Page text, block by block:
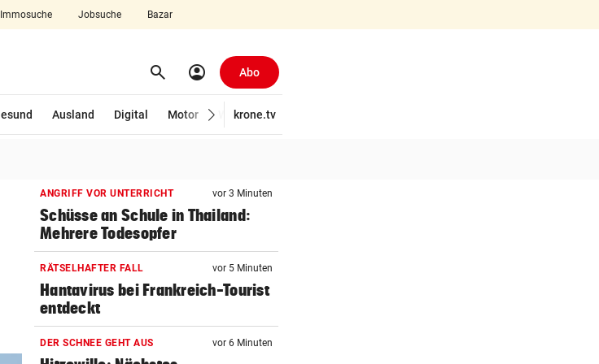
Immosuche Jobsuche Bazar
search Suchen
account_circle Abo
Ausland Digital Motor Wirtschaft
krone.tv
ANGRIFF VOR UNTERRICHT vor 3 Minuten
Schüsse an Schule in Thailand:
Mehrere Todesopfer
RÄTSELHAFTER FALL vor 5 Minuten
Hantavirus bei Frankreich-Tourist
entdeckt
DER SCHNEE GEHT AUS vor 6 Minuten